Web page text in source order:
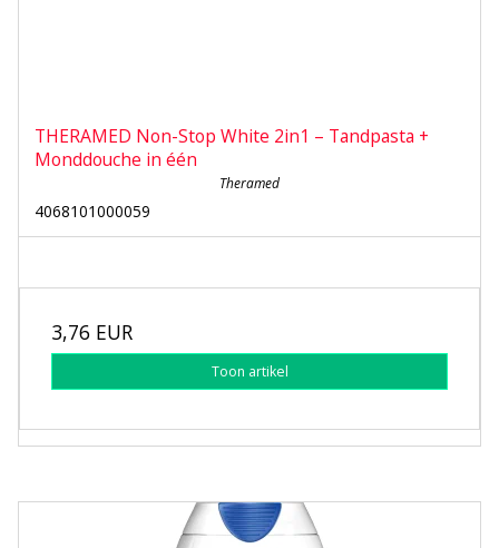
THERAMED Non-Stop White 2in1 – Tandpasta +
Monddouche in één
Theramed
4068101000059
3,76 EUR
Toon artikel